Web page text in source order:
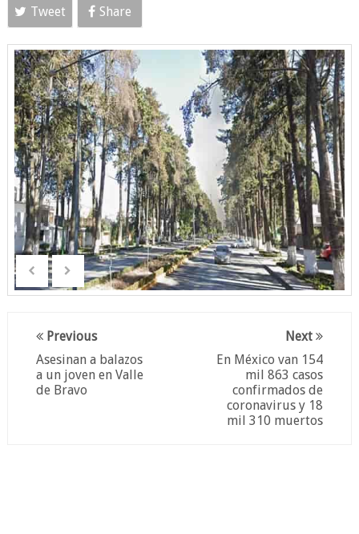
Tweet Share
Next
En México van 154
mil 863 casos
confirmados de
coronavirus y 18
mil 310 muertos
Previous
Asesinan a balazos
a un joven en Valle
de Bravo